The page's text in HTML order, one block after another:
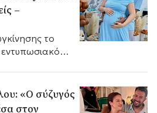
–
το
εντυπωσιακό
«Ο σύζυγός
στον